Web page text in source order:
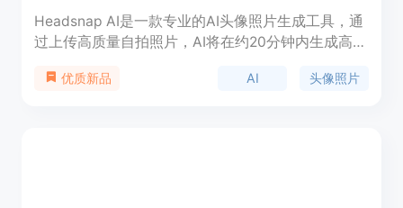
Headsnap AI是一款专业的AI头像照片生成工具，通
过上传高质量自拍照片，AI将在约20分钟内生成高清
品定价分为Starter、Basic和Premium三个套餐，满
优质新品 AI 头像照片